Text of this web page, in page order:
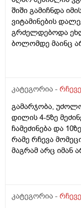
შიში გამიჩნდა
ვიტამინების
გრძელდებოდა
ბოლომდე მაინც
არა.მაშონ
ცუდათ
ონტელექტოც
როზა
კატეგორია -
გამარჯობა,
დილის 4-5ზე
ჩამეძინება და
რამე რჩევა
მაგრამ არც იმან
კატეგორია -